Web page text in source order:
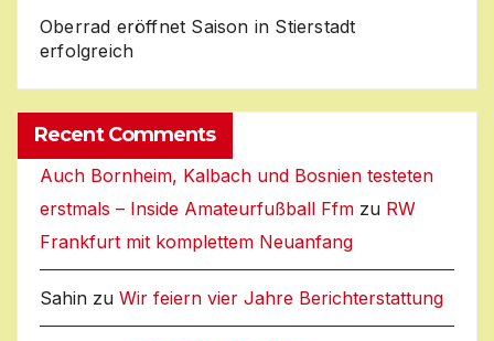
Oberrad eröffnet Saison in Stierstadt
erfolgreich
Recent Comments
Auch Bornheim, Kalbach und Bosnien testeten
erstmals – Inside Amateurfußball Ffm zu RW
Frankfurt mit komplettem Neuanfang
Sahin zu Wir feiern vier Jahre Berichterstattung